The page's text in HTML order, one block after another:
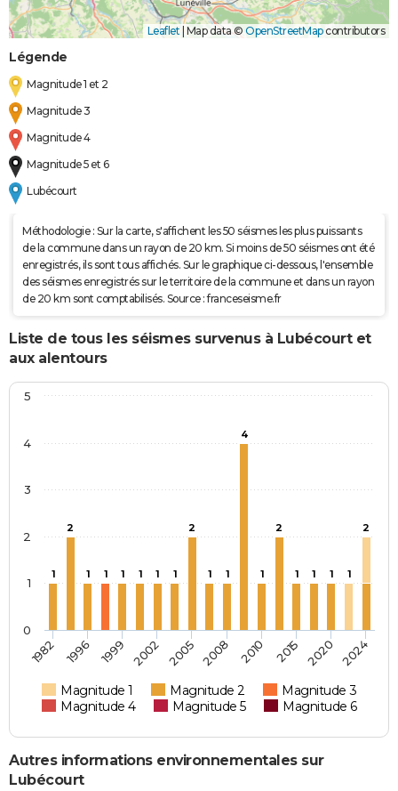
Leaflet | Map data © OpenStreetMapcontributors
Légende
Magnitude 1 et 2
Magnitude 3
Magnitude 4
Magnitude 5 et 6
Lubécourt
Méthodologie : Sur la carte, s'affichent les 50 séismes les plus puissants
de la commune dans un rayon de 20 km. Si moins de 50 séismes ont été
enregistrés, ils sont tous affichés. Sur le graphique ci-dessous, l'ensemble
des séismes enregistrés sur le territoire de la commune et dans un rayon
de 20 km sont comptabilisés. Source : franceseisme.fr
Liste de tous les séismes survenus à Lubécourt et
aux alentours
1
2
1 1 1 1 1 1
2
1 1
4
1
2
1 1 1 1
2
Magnitude 1 Magnitude 2
Magnitude 3
Magnitude 4
Magnitude 5 Magnitude 6
1982 1996 1999 2002 2005 2008 2010 2015 2020 2024
0
1
2
3
4
5
Autres informations environnementales sur
Lubécourt